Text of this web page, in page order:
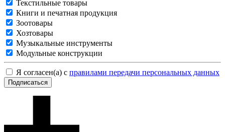
Текстильные товары
Книги и печатная продукция
Зоотовары
Хозтовары
Музыкальные инструменты
Модульные конструкции
Я согласен(а) с правилами передачи персональных данных
Подписаться